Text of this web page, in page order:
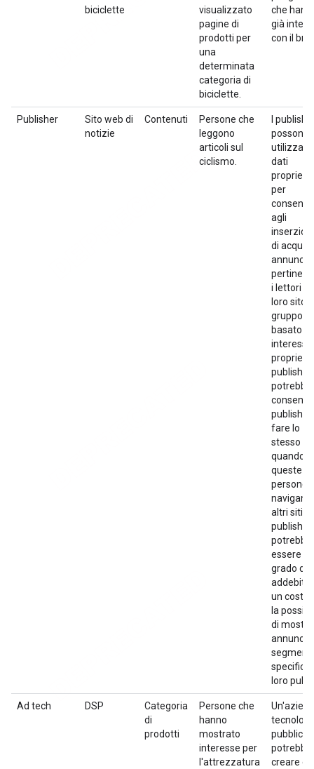
biciclette
visualizzato
pagine di
prodotti per
una
determinata
categoria di
biciclette.
che
già
con il
Publisher
Sito web di
notizie
Contenuti
Persone che
leggono
articoli sul
ciclismo.
I
possono
utilizzare
dati
per
agli
di
annunci
i lettori
loro sito.
gruppo
basato
interessi
proprietà
publisher
potrebbe
publisher
fare lo
stesso
quando
queste
persone
navigano
altri siti. I
publisher
essere in
grado di
un costo
la
di
annunci a
segmenti
specifici
loro
Ad tech DSP
Categoria
di
prodotti
Persone che
hanno
mostrato
interesse per
l'attrezzatura
potrebbe
creare e